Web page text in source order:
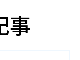
事